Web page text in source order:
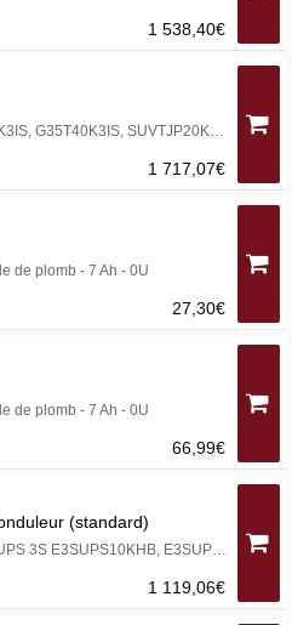
1 538,40€
1 717,07€
de plomb - 7 Ah - 0U
27,30€
de plomb - 7 Ah - 0U
66,99€
(standard)
1 119,06€